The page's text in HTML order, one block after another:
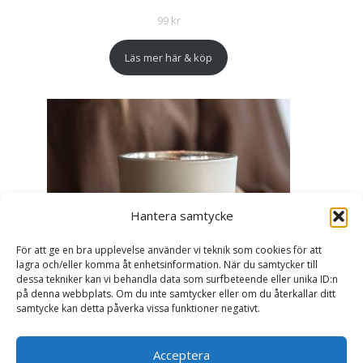
Hantera samtycke
För att ge en bra upplevelse använder vi teknik som cookies för att
lagra och/eller komma åt enhetsinformation. När du samtycker till
dessa tekniker kan vi behandla data som surfbeteende eller unika ID:n
på denna webbplats. Om du inte samtycker eller om du återkallar ditt
samtycke kan detta påverka vissa funktioner negativt.
Acceptera
99 kr
Läs mer här & köp
Ljuslykta Älskade Farmor - Majas lyktor/